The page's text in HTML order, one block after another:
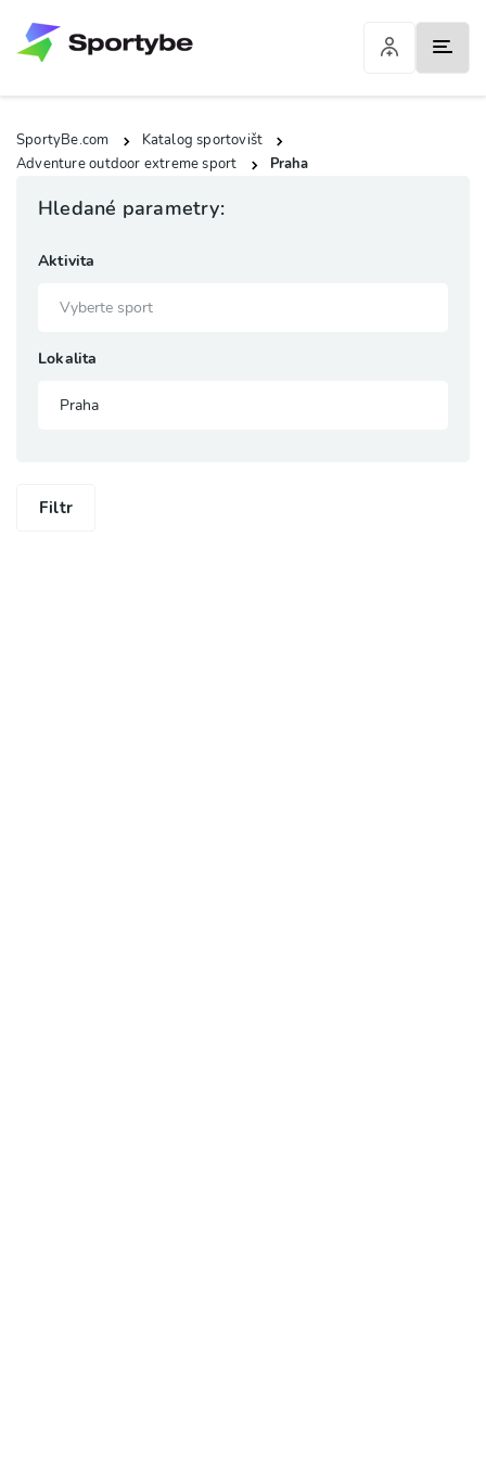
SportyBe.com
Katalog sportovišt
Adventure outdoor extreme sport
Praha
Hledané parametry:
Aktivita
Lokalita
Filtr